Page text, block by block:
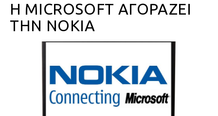
Η MICROSOFT ΑΓΟΡΆΖΕΙ
ΤΗΝ NOKIA